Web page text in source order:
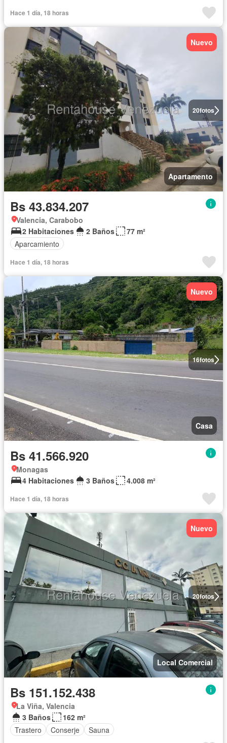
Hace 1 día, 18 horas
20fotos
Nuevo
Apartamento
Bs 43.834.207
Valencia, Carabobo
2 Habitaciones
2 Baños
77 m²
Aparcamiento
Hace 1 día, 18 horas
16fotos
Nuevo
Casa
Bs 41.566.920
Monagas
4 Habitaciones
3 Baños 4.008 m²
Hace 1 día, 18 horas
20fotos
Nuevo
Local Comercial
Bs 151.152.438
La Viña, Valencia
3 Baños
162 m²
Trastero
Conserje Sauna